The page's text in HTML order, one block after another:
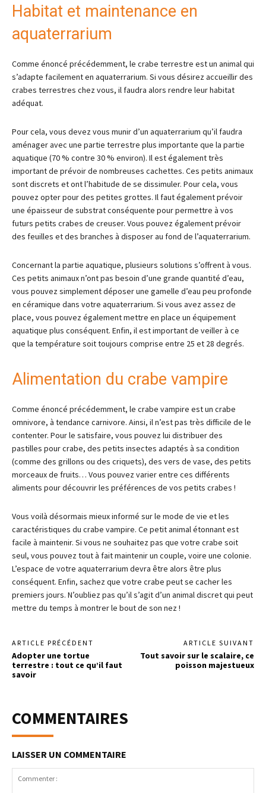
Habitat et maintenance en
aquaterrarium
Comme énoncé précédemment, le crabe terrestre est un animal qui
s’adapte facilement en aquaterrarium. Si vous désirez accueillir des
crabes terrestres chez vous, il faudra alors rendre leur habitat
adéquat.
Pour cela, vous devez vous munir d’un aquaterrarium qu’il faudra
aménager avec une partie terrestre plus importante que la partie
aquatique (70 % contre 30 % environ). Il est également très
important de prévoir de nombreuses cachettes. Ces petits animaux
sont discrets et ont l’habitude de se dissimuler. Pour cela, vous
pouvez opter pour des petites grottes. Il faut également prévoir
une épaisseur de substrat conséquente pour permettre à vos
futurs petits crabes de creuser. Vous pouvez également prévoir
des feuilles et des branches à disposer au fond de l’aquaterrarium.
Concernant la partie aquatique, plusieurs solutions s’offrent à vous.
Ces petits animaux n’ont pas besoin d’une grande quantité d’eau,
vous pouvez simplement déposer une gamelle d’eau peu profonde
en céramique dans votre aquaterrarium. Si vous avez assez de
place, vous pouvez également mettre en place un équipement
aquatique plus conséquent. Enfin, il est important de veiller à ce
que la température soit toujours comprise entre 25 et 28 degrés.
Alimentation du crabe vampire
Comme énoncé précédemment, le crabe vampire est un crabe
omnivore, à tendance carnivore. Ainsi, il n’est pas très difficile de le
contenter. Pour le satisfaire, vous pouvez lui distribuer des
pastilles pour crabe, des petits insectes adaptés à sa condition
(comme des grillons ou des criquets), des vers de vase, des petits
morceaux de fruits… Vous pouvez varier entre ces différents
aliments pour découvrir les préférences de vos petits crabes !
Vous voilà désormais mieux informé sur le mode de vie et les
caractéristiques du crabe vampire. Ce petit animal étonnant est
facile à maintenir. Si vous ne souhaitez pas que votre crabe soit
seul, vous pouvez tout à fait maintenir un couple, voire une colonie.
L’espace de votre aquaterrarium devra être alors être plus
conséquent. Enfin, sachez que votre crabe peut se cacher les
premiers jours. N’oubliez pas qu’il s’agit d’un animal discret qui peut
mettre du temps à montrer le bout de son nez !
ARTICLE PRÉCÉDENT
Adopter une tortue
terrestre : tout ce qu’il faut
savoir
ARTICLE SUIVANT
Tout savoir sur le scalaire, ce
poisson majestueux
COMMENTAIRES
LAISSER UN COMMENTAIRE